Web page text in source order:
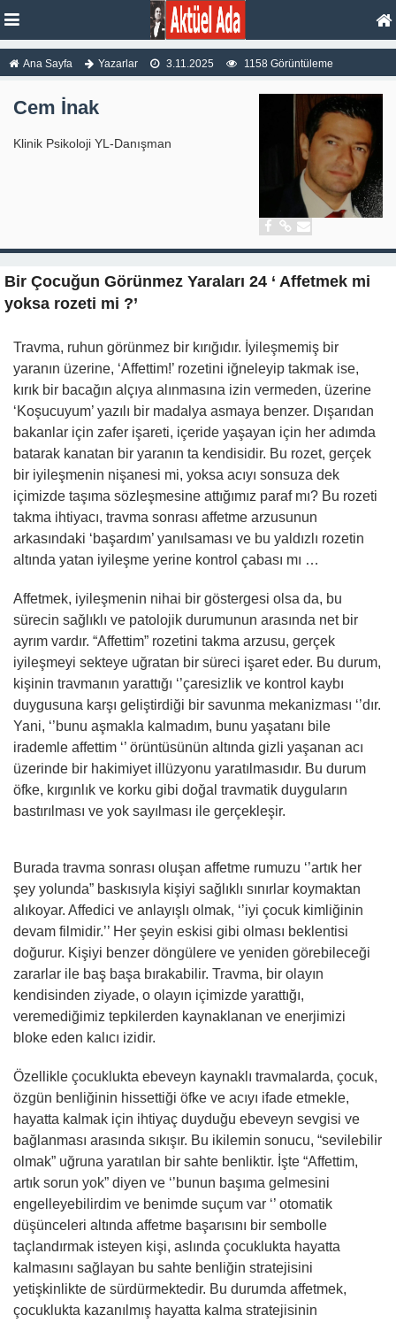
Ana Sayfa Yazarlar 3.11.2025 1158 Görüntüleme
Cem İnak
Klinik Psikoloji YL-Danışman
Bir Çocuğun Görünmez Yaraları 24 ‘ Affetmek mi
yoksa rozeti mi ?’
Travma, ruhun görünmez bir kırığıdır. İyileşmemiş bir
yaranın üzerine, ‘Affettim!’ rozetini iğneleyip takmak ise,
kırık bir bacağın alçıya alınmasına izin vermeden, üzerine
‘Koşucuyum’ yazılı bir madalya asmaya benzer. Dışarıdan
bakanlar için zafer işareti, içeride yaşayan için her adımda
batarak kanatan bir yaranın ta kendisidir. Bu rozet, gerçek
bir iyileşmenin nişanesi mi, yoksa acıyı sonsuza dek
içimizde taşıma sözleşmesine attığımız paraf mı? Bu rozeti
takma ihtiyacı, travma sonrası affetme arzusunun
arkasındaki ‘başardım’ yanılsaması ve bu yaldızlı rozetin
altında yatan iyileşme yerine kontrol çabası mı …
Affetmek, iyileşmenin nihai bir göstergesi olsa da, bu
sürecin sağlıklı ve patolojik durumunun arasında net bir
ayrım vardır. “Affettim” rozetini takma arzusu, gerçek
iyileşmeyi sekteye uğratan bir süreci işaret eder. Bu durum,
kişinin travmanın yarattığı ‘’çaresizlik ve kontrol kaybı
duygusuna karşı geliştirdiği bir savunma mekanizması ‘’dır.
Yani, ‘’bunu aşmakla kalmadım, bunu yaşatanı bile
irademle affettim ‘’ örüntüsünün altında gizli yaşanan acı
üzerinde bir hakimiyet illüzyonu yaratılmasıdır. Bu durum
öfke, kırgınlık ve korku gibi doğal travmatik duyguların
bastırılması ve yok sayılması ile gerçekleşir.
Burada travma sonrası oluşan affetme rumuzu ‘’artık her
şey yolunda” baskısıyla kişiyi sağlıklı sınırlar koymaktan
alıkoyar. Affedici ve anlayışlı olmak, ‘’iyi çocuk kimliğinin
devam filmidir.’’ Her şeyin eskisi gibi olması beklentisi
doğurur. Kişiyi benzer döngülere ve yeniden görebileceği
zararlar ile baş başa bırakabilir. Travma, bir olayın
kendisinden ziyade, o olayın içimizde yarattığı,
veremediğimiz tepkilerden kaynaklanan ve enerjimizi
bloke eden kalıcı izidir.
Özellikle çocuklukta ebeveyn kaynaklı travmalarda, çocuk,
özgün benliğinin hissettiği öfke ve acıyı ifade etmekle,
hayatta kalmak için ihtiyaç duyduğu ebeveyn sevgisi ve
bağlanması arasında sıkışır. Bu ikilemin sonucu, “sevilebilir
olmak” uğruna yaratılan bir sahte benliktir. İşte “Affettim,
artık sorun yok” diyen ve ‘’bunun başıma gelmesini
engelleyebilirdim ve benimde suçum var ‘’ otomatik
düşünceleri altında affetme başarısını bir sembolle
taçlandırmak isteyen kişi, aslında çocuklukta hayatta
kalmasını sağlayan bu sahte benliğin stratejisini
yetişkinlikte de sürdürmektedir. Bu durumda affetmek,
çocuklukta kazanılmış hayatta kalma stratejisinin